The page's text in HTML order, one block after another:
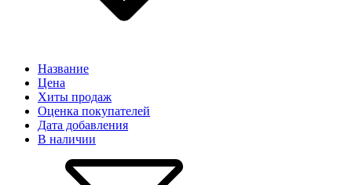
Название
Цена
Хиты продаж
Оценка покупателей
Дата добавления
В наличии